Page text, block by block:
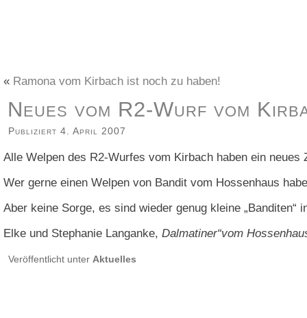
« Ramona vom Kirbach ist noch zu haben!
Neues vom R2-Wurf vom
Publiziert 4. April 2007
Alle Welpen des R2-Wurfes vom Kirbach haben ein neues
Wer gerne einen Welpen von Bandit vom Hossenhaus
Aber keine Sorge, es sind wieder genug kleine „Banditen“
Elke und Stephanie Langanke, Dalmatiner“vom
Veröffentlicht unter Aktuelles